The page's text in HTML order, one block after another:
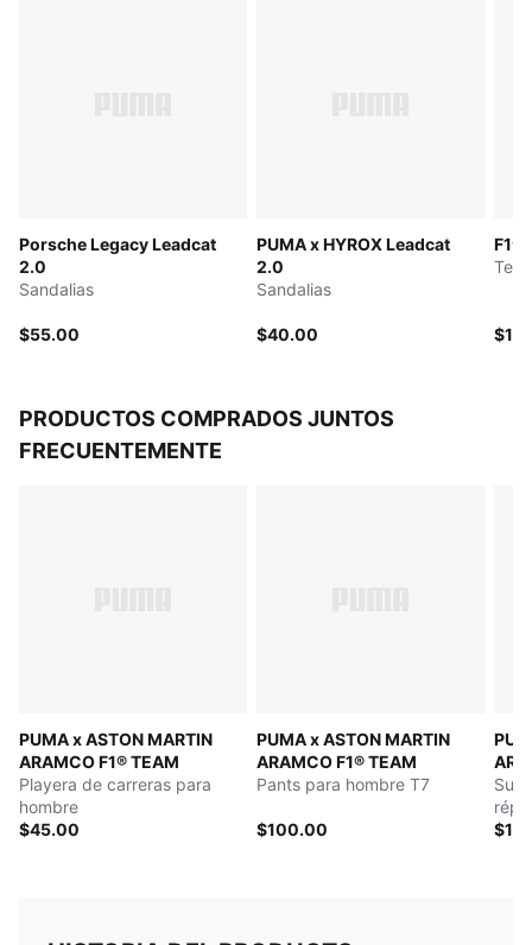
Porsche Legacy Leadcat
2.0
Sandalias
$55.00
PUMA x HYROX Leadcat
2.0
Sandalias
$40.00
F1®
PRODUCTOS COMPRADOS JUNTOS
FRECUENTEMENTE
PUMA x ASTON MARTIN
ARAMCO F1® TEAM
Playera de carreras para
hombre
$45.00
PUMA x ASTON MARTIN
ARAMCO F1® TEAM
Pants para hombre T7
$100.00